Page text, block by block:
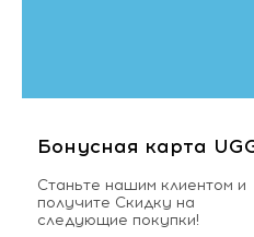
Бонусная карта
Станьте нашим клиентом и
получите Скидку на
следующие покупки!